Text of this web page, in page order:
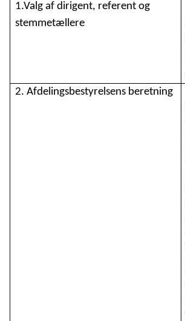
1.Valg af dirigent, referent og
stemmetællere
2. Afdelingsbestyrelsens beretning